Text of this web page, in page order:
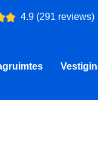
4.9 (291 reviews)